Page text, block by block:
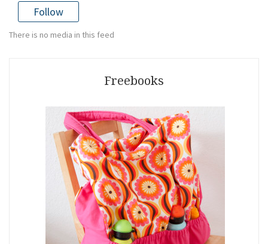
Follow
There is no media in this feed
Freebooks